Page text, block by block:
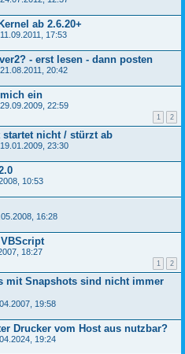
ab 2.6.20+
11.09.2011, 17:53
- erst lesen - dann posten
21.08.2011, 20:42
ein
29.09.2009, 22:59
1 2
startet nicht / stürzt ab
19.01.2009, 23:30
10:53
16:28
18:27
1 2
mit Snapshots sind nicht immer
19:58
Drucker vom Host aus nutzbar?
19:24